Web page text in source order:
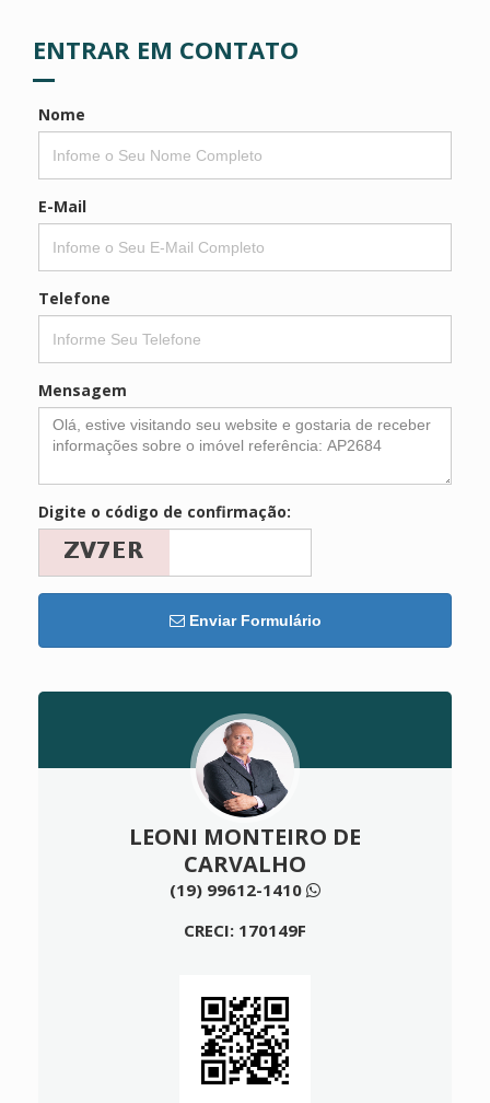
ENTRAR EM CONTATO
Nome
E-Mail
Telefone
Mensagem
Digite o código de confirmação:
Enviar Formulário
LEONI MONTEIRO DE
CARVALHO
(19) 99612-1410
CRECI: 170149F